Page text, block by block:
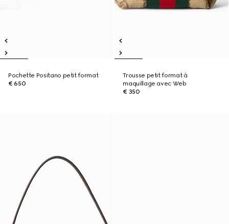
Pochette Positano petit format
€ 650
Trousse petit format à
maquillage avec Web
€ 350